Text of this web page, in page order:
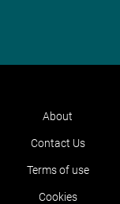
About
Contact Us
Terms of use
Cookies